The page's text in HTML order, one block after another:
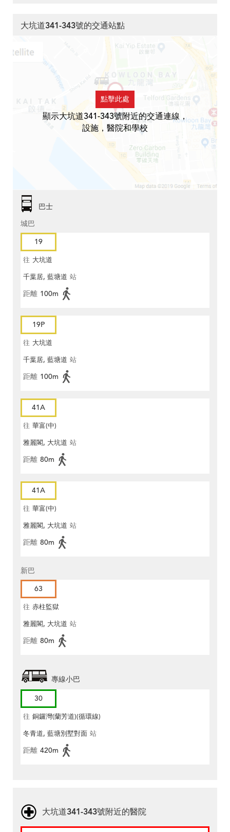
大坑道341-343號的交通站點
點擊此處
顯示大坑道341-343號附近的交通連線，
設施，醫院和學校
巴士
城巴
19
往 大坑道
千葉居, 藍塘道 站
距離 100m
19P
往 大坑道
千葉居, 藍塘道 站
距離 100m
41A
往 華富(中)
雅麗閣, 大坑道 站
距離 80m
41A
往 華富(中)
雅麗閣, 大坑道 站
距離 80m
新巴
63
往 赤柱監獄
雅麗閣, 大坑道 站
距離 80m
專線小巴
30
往 銅鑼灣(蘭芳道)(循環線)
冬青道, 藍塘別墅對面 站
距離 420m
大坑道341-343號附近的醫院